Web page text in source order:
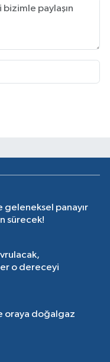
geleneksel panayır
sürecek!
o dereceyi
oraya doğalgaz